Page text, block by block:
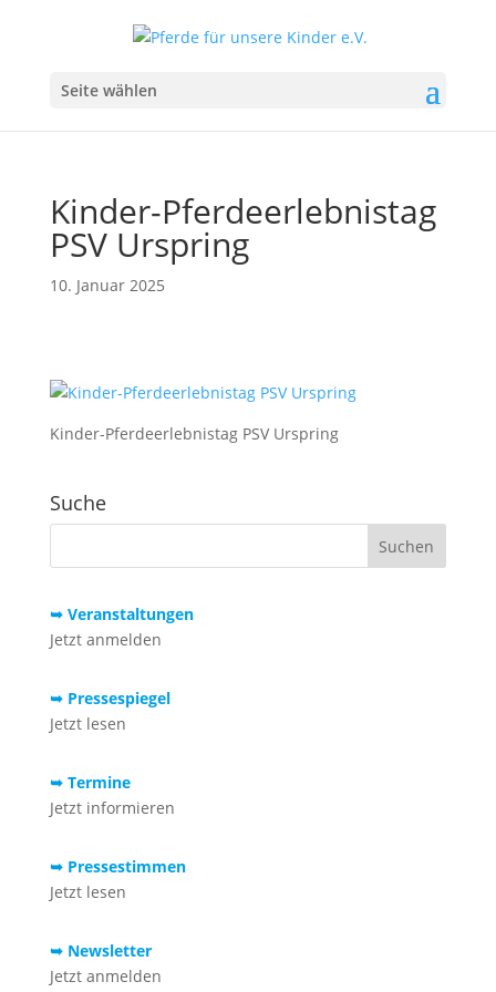
Seite wählen
Kinder-Pferdeerlebnistag
PSV Urspring
10. Januar 2025
Kinder-Pferdeerlebnistag PSV Urspring
Suche
➥ Veranstaltungen
Jetzt anmelden
➥ Pressespiegel
Jetzt lesen
➥ Termine
Jetzt informieren
➥ Pressestimmen
Jetzt lesen
➥ Newsletter
Jetzt anmelden